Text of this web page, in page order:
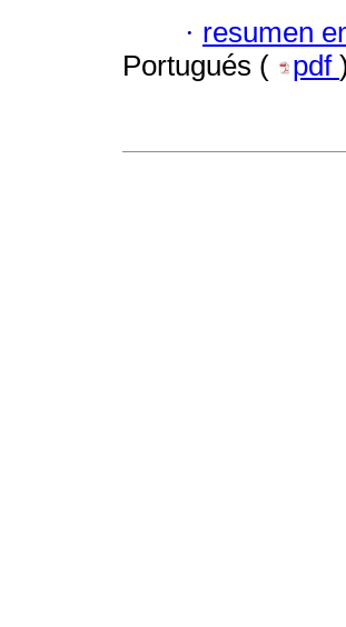
· resumen
Portugués (
pdf )